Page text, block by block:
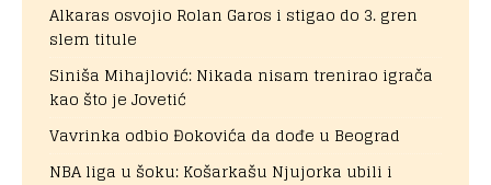
Alkaras osvojio Rolan Garos i stigao do 3. gren
slem titule
Siniša Mihajlović: Nikada nisam trenirao igrača
kao što je Jovetić
Vavrinka odbio Đokovića da dođe u Beograd
NBA liga u šoku: Košarkašu Njujorka ubili i